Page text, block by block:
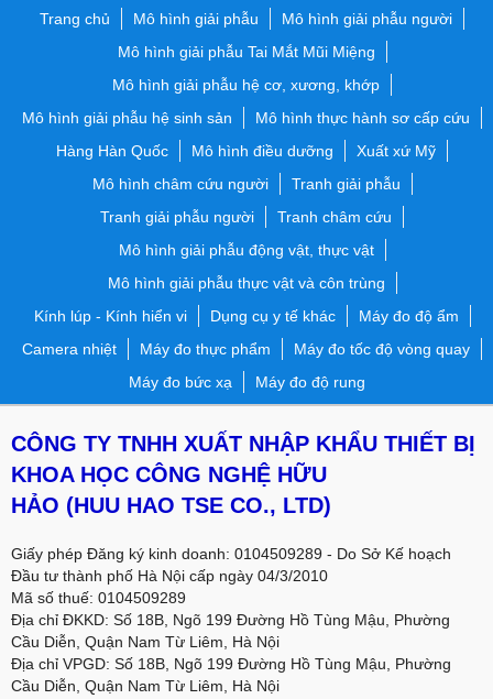
Trang chủ Mô hình giải phẫu
Mô hình giải phẫu người
Mô hình giải phẫu Tai Mắt Mũi Miệng
Mô hình giải phẫu hệ cơ, xương, khớp
Mô hình giải phẫu hệ sinh sản
Mô hình thực hành sơ cấp cứu
Hàng Hàn Quốc
Mô hình điều dưỡng
Xuất xứ Mỹ
Mô hình châm cứu người
Tranh giải phẫu
Tranh giải phẫu người
Tranh châm cứu
Mô hình giải phẫu động vật, thực vật
Mô hình giải phẫu thực vật và côn trùng
Kính lúp - Kính hiển vi
Dụng cụ y tế khác
Máy đo độ ẩm
Camera nhiệt
Máy đo thực phẩm
Máy đo tốc độ vòng quay
Máy đo bức xạ
Máy đo độ rung
CÔNG TY TNHH XUẤT NHẬP KHẨU THIẾT BỊ
KHOA HỌC CÔNG NGHỆ HỮU
HẢO (HUU HAO TSE CO., LTD)
Giấy phép Đăng ký kinh doanh: 0104509289 - Do Sở Kế hoạch
Đầu tư thành phố Hà Nội cấp ngày 04/3/2010
Mã số thuế: 0104509289
Địa chỉ ĐKKD: Số 18B, Ngõ 199 Đường Hồ Tùng Mậu, Phường
Cầu Diễn, Quận Nam Từ Liêm, Hà Nội
Địa chỉ VPGD: Số 18B, Ngõ 199 Đường Hồ Tùng Mậu, Phường
Cầu Diễn, Quận Nam Từ Liêm, Hà Nội